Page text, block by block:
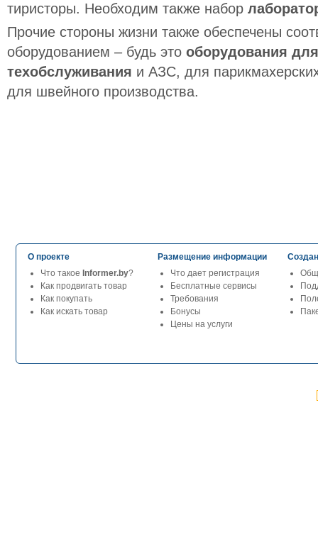
тиристоры. Необходим также набор
Прочие стороны жизни также обеспечены
оборудованием – будь это оборудования
техобслуживания и АЗС, для
для швейного производства.
О проекте
Что такое Informer.by?
Как продвигать товар
Как покупать
Как искать товар
Размещение информации
Что дает регистрация
Бесплатные сервисы
Требования
Бонусы
Цены на услуги